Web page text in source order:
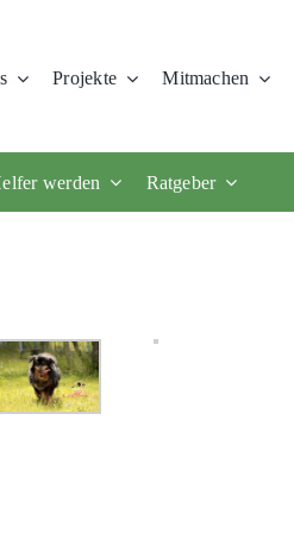
Projekte Mitmachen
werden Ratgeber